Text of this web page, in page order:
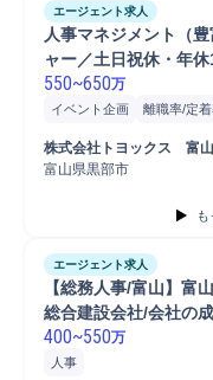
エージェント求人
人事マネジメント（
ャー／土日祝休・年
550~650万
イベント企画 離職率/定
社内イベント企画
マネジ
マネージャー
株式会社トヨックス　富
富山県黒部市
エージェント求人
【総務人事/富山】富
総合建設会社/会社の
400~550万
人事